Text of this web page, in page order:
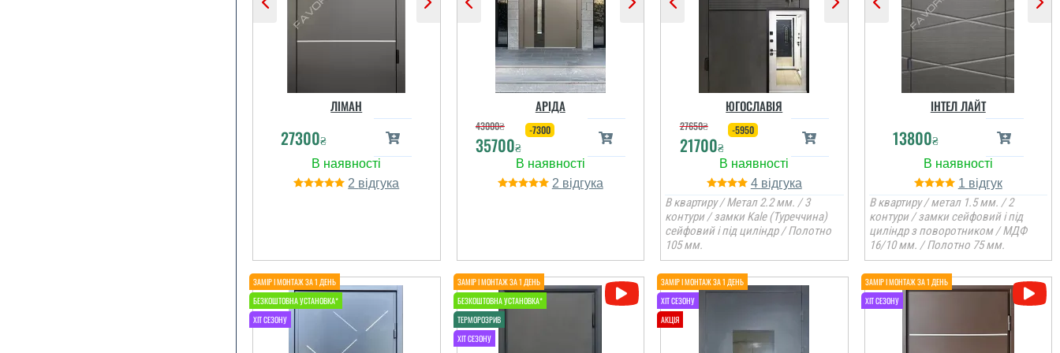
Іван
Зроблені двері якісно,
сама збірка і
фарбування, компанія
виконує свої обов'язки
ЛІМАН
27300₴
2
АРІДА
43000₴
35700₴
-7300
2
ЮГОСЛАВІЯ
27650₴
21700₴
-5950
4
В квартиру / Метал 2.2 мм. / 3
контури / замки Kale (Туреччина)
сейфовий і під циліндр / Полотно
105 мм.
ІНТЕЛ ЛАЙТ
13800₴
1
В квартиру / метал 1.5 мм. / 2
контури / замки сейфовий і під
циліндр з поворотником / МДФ
16/10 мм. / Полотно 75 мм.